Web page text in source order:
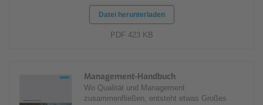
Datei herunterladen
PDF 423 KB
Management-Handbuch
Wo Qualität und Management
zusammenfließen, entsteht etwas Großes